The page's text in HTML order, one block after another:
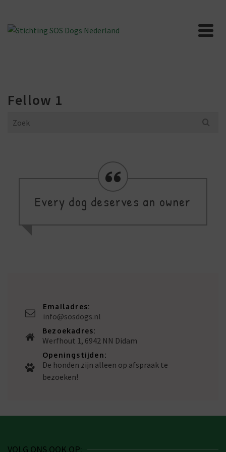
Fellow 1
Search
Every dog deserves an owner
Emailadres:
info@sosdogs.nl
Bezoekadres:
Werfhout 1, 6942 NN Didam
Openingstijden:
De honden zijn alleen op afspraak te
bezoeken!
VOLG ONS OOK OP: